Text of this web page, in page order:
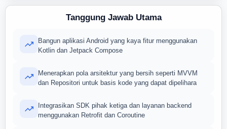
Tanggung Jawab Utama
Bangun aplikasi Android yang kaya fitur menggunakan
Kotlin dan Jetpack Compose
Menerapkan pola arsitektur yang bersih seperti MVVM
dan Repositori untuk basis kode yang dapat dipelihara
Integrasikan SDK pihak ketiga dan layanan backend
menggunakan Retrofit dan Coroutine